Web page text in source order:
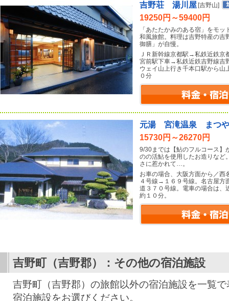
吉野荘 湯川屋 [吉野山]
19250円～59400円
「あたたかみのある宿」をモ
和風旅館。料理は吉野特産の吉
御膳」が自慢。
ＪＲ新幹線京都駅→私鉄近鉄京
宮前駅下車→私鉄近鉄吉野線吉
ウェイ山上行き千本口駅から
０分
元湯 宮滝温泉 まつや
15730円～26270円
9/30までは【鮎のフルコース】
のの活鮎を使用したお造りなど
さに惹かれて…。
お車の場合、大阪方面から／西
４号線→１６９号線。名古屋方
道３７０号線。電車の場合は、
約１０分。
吉野町（吉野郡）：その他の宿泊施設
吉野町（吉野郡）の旅館以外の宿泊施設を一覧
宿泊施設をお選びください。